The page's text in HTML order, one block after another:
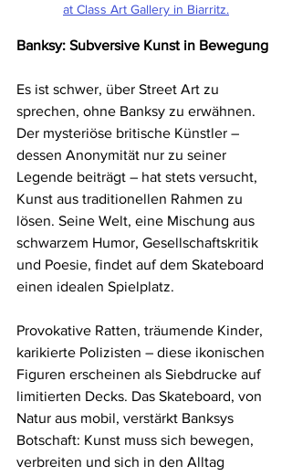
at Class Art Gallery in Biarritz.
Banksy: Subversive Kunst in Bewegung
Es ist schwer, über Street Art zu
sprechen, ohne Banksy zu erwähnen.
Der mysteriöse britische Künstler –
dessen Anonymität nur zu seiner
Legende beiträgt – hat stets versucht,
Kunst aus traditionellen Rahmen zu
lösen. Seine Welt, eine Mischung aus
schwarzem Humor, Gesellschaftskritik
und Poesie, findet auf dem Skateboard
einen idealen Spielplatz.
Provokative Ratten, träumende Kinder,
karikierte Polizisten – diese ikonischen
Figuren erscheinen als Siebdrucke auf
limitierten Decks. Das Skateboard, von
Natur aus mobil, verstärkt Banksys
Botschaft: Kunst muss sich bewegen,
verbreiten und sich in den Alltag